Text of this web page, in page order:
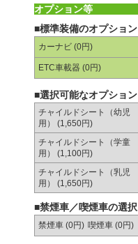
オプション等
■標準装備のオプション
カーナビ (0円)
ETC車載器 (0円)
■選択可能なオプション
チャイルドシート（幼児
用） (1,650円)
チャイルドシート（学童
用） (1,100円)
チャイルドシート（乳児
用） (1,650円)
■禁煙車／喫煙車の選択
禁煙車 (0円) 喫煙車 (0円)